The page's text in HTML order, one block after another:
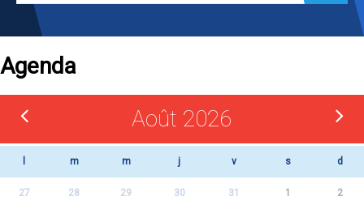
Agenda
Août 2026
m m j v s d
27 28 29 30 31 1 2